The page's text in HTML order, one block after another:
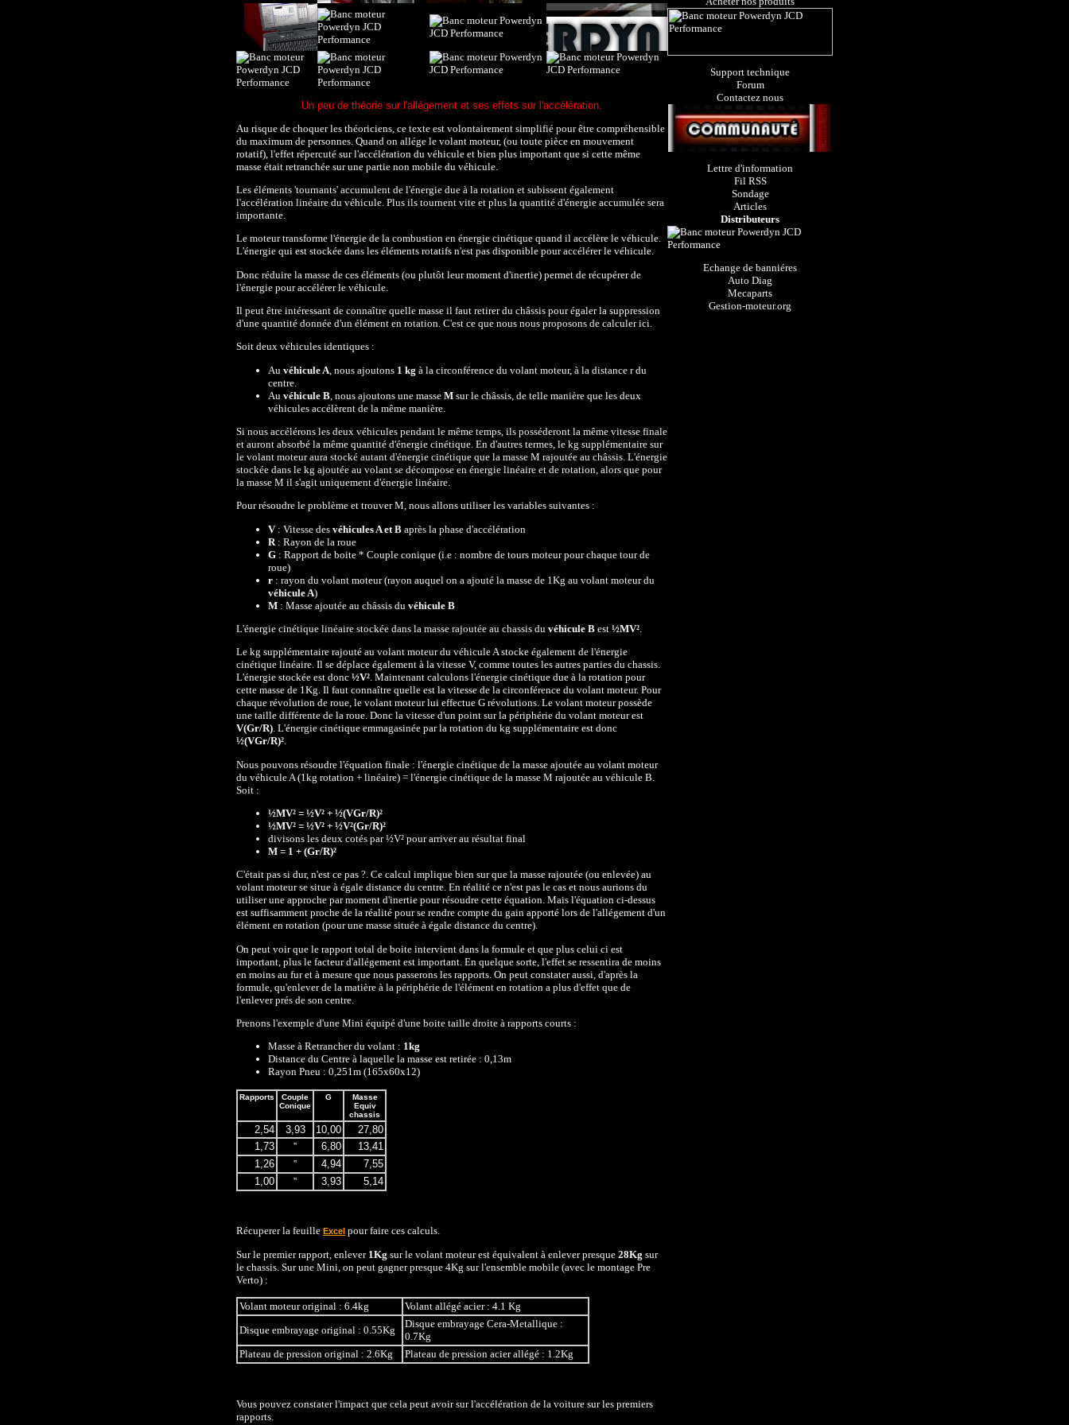
Un peu de théorie sur l'allégement et ses effets sur l'accélération.
Au risque de choquer les théoriciens, ce texte est volontairement simplifié pour être compréhensible
du maximum de personnes. Quand on allége le volant moteur, (ou toute pièce en mouvement
rotatif), l'effet répercuté sur l'accélération du véhicule et bien plus important que si cette même
masse était retranchée sur une partie non mobile du véhicule.
Les éléments 'tournants' accumulent de l'énergie due à la rotation et subissent également
l'accélération linéaire du véhicule. Plus ils tournent vite et plus la quantité d'énergie accumulée sera
importante.
Le moteur transforme l'énergie de la combustion en énergie cinétique quand il accélère le véhicule.
L'énergie qui est stockée dans les éléments rotatifs n'est pas disponible pour accélérer le véhicule.
Donc réduire la masse de ces éléments (ou plutôt leur moment d'inertie) permet de récupérer de
l'énergie pour accélérer le véhicule.
Il peut être intéressant de connaître quelle masse il faut retirer du châssis pour égaler la suppression
d'une quantité donnée d'un élément en rotation. C'est ce que nous nous proposons de calculer ici.
Soit deux véhicules identiques :
Au véhicule A , nous ajoutons 1 kg à la circonférence du volant moteur, à la distance r du
centre.
Au véhicule B , nous ajoutons une masse M sur le châssis, de telle manière que les deux
véhicules accélèrent de la même manière.
Si nous accélérons les deux véhicules pendant le même temps, ils posséderont la même vitesse finale
et auront absorbé la même quantité d'énergie cinétique. En d'autres termes, le kg supplémentaire sur
le volant moteur aura stocké autant d'énergie cinétique que la masse M rajoutée au châssis. L'énergie
stockée dans le kg ajoutée au volant se décompose en énergie linéaire et de rotation, alors que pour
la masse M il s'agit uniquement d'énergie linéaire.
Pour résoudre le problème et trouver M, nous allons utiliser les variables suivantes :
V: Vitesse des véhicules A et B après la phase d'accélération
R : Rayon de la roue
G : Rapport de boite * Couple conique (i.e : nombre de tours moteur pour chaque tour de
roue)
r : rayon du volant moteur (rayon auquel on a ajouté la masse de 1Kg au volant moteur du
véhicule A)
M : Masse ajoutée au châssis du véhicule B
L'énergie cinétique linéaire stockée dans la masse rajoutée au chassis du véhicule B est ½MV²
Le kg supplémentaire rajouté au volant moteur du véhicule A stocke également de l'énergie
cinétique linéaire. Il se déplace également à la vitesse V, comme toutes les autres parties du chassis.
L'énergie stockée est donc ½V². Maintenant calculons l'énergie cinétique due à la rotation pour
cette masse de 1Kg. Il faut connaître quelle est la vitesse de la circonférence du volant moteur. Pour
chaque révolution de roue, le volant moteur lui effectue G révolutions. Le volant moteur possède
une taille différente de la roue. Donc la vitesse d'un point sur la périphérie du volant moteur est
V(Gr/R). L'énergie cinétique emmagasinée par la rotation du kg supplémentaire est donc
½(VGr/R)².
Nous pouvons résoudre l'équation finale : l'énergie cinétique de la masse ajoutée au volant moteur
du véhicule A (1kg rotation + linéaire) = l'énergie cinétique de la masse M rajoutée au véhicule B.
Soit :
½MV² = ½V² + ½(VGr/R)²
½MV² = ½V² + ½V²(Gr/R)²
divisons les deux cotés par ½V² pour arriver au résultat final
M = 1 + (Gr/R)²
C'était pas si dur, n'est ce pas ?. Ce calcul implique bien sur que la masse rajoutée (ou enlevée) au
volant moteur se situe à égale distance du centre. En réalité ce n'est pas le cas et nous aurions du
utiliser une approche par moment d'inertie pour résoudre cette équation. Mais l'équation ci-dessus
est suffisamment proche de la réalité pour se rendre compte du gain apporté lors de l'allégement d'un
élément en rotation (pour une masse située à égale distance du centre).
On peut voir que le rapport total de boite intervient dans la formule et que plus celui ci est
important, plus le facteur d'allégement est important. En quelque sorte, l'effet se ressentira de moins
en moins au fur et à mesure que nous passerons les rapports. On peut constater aussi, d'après la
formule, qu'enlever de la matière à la périphérie de l'élément en rotation a plus d'effet que de
l'enlever prés de son centre.
Prenons l'exemple d'une Mini équipé d'une boite taille droite à rapports courts :
Masse à Retrancher du volant : 1kg
Distance du Centre à laquelle la masse est retirée : 0,13m
Rayon Pneu : 0,251m (165x60x12)
Rapports
Couple
Conique
G
Masse
Equiv
chassis
2,54 3,93 10,00
27,80
1,73
'' 6,80
13,41
1,26
'' 4,94
7,55
1,00
'' 3,93 5,14
Récuperer la feuille Excel pour faire ces calculs.
Sur le premier rapport, enlever1Kg sur le volant moteur est équivalent à enlever presque 28Kg sur
le chassis. Sur une Mini, on peut gagner presque 4Kg sur l'ensemble mobile (avec le montage Pre
Verto) :
Volant moteur original : 6.4kg
Volant allégé acier : 4.1 Kg
Disque embrayage original : 0.55Kg
Disque embrayage Cera-Metallique :
0.7Kg
Plateau de pression original : 2.6Kg
Plateau de pression acier allégé : 1.2Kg
Vous pouvez constater l'impact que cela peut avoir sur l'accélération de la voiture sur les premiers
rapports.
Support technique
Forum
Contactez nous
Lettre d'information
Fil RSS
Sondage
Articles
Distributeurs
Echange de banniéres
Auto Diag
Mecaparts
Gestion-moteur.org